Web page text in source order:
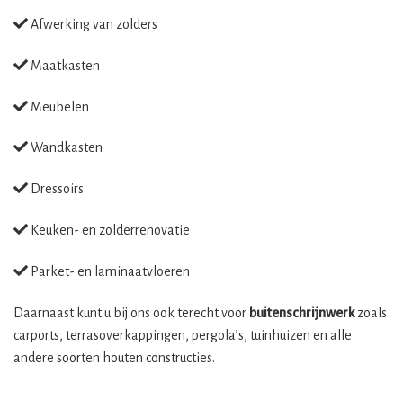
Afwerking van zolders
Maatkasten
Meubelen
Wandkasten
Dressoirs
Keuken- en zolderrenovatie
Parket- en laminaatvloeren
Daarnaast kunt u bij ons ook terecht voor buitenschrijnwerkzoals
carports, terrasoverkappingen, pergola’s, tuinhuizen en alle
andere soorten houten constructies.